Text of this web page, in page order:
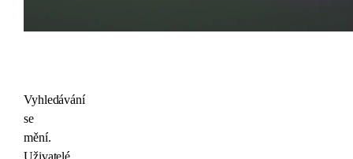
Vyhledávání
se
mění.